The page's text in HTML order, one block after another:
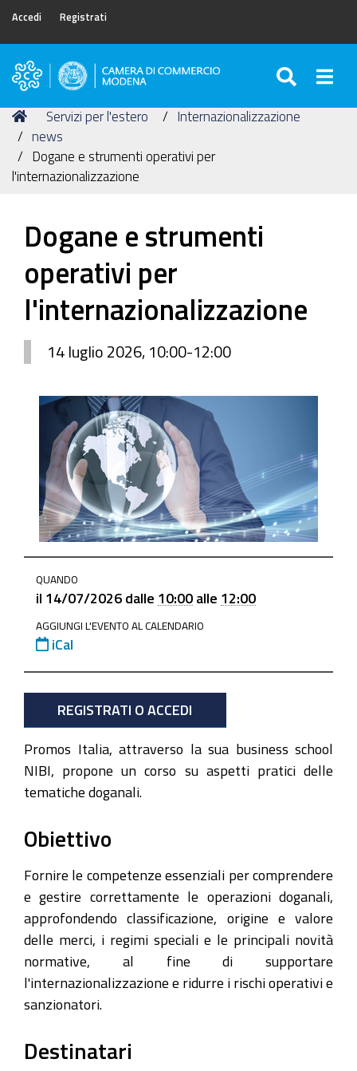
Accedi Registrati
Camera
Commercio
di
Modena
Tu
sei
qui:
Home
Servizi per l'estero
Internazionalizzazione
news
Dogane e strumenti operativi per
l'internazionalizzazione
Dogane e strumenti
operativi per
l'internazionalizzazione
14 luglio 2026, 10:00-12:00
estero/internazionalizzazione/news/dogane-
strumenti-
operativi-
per-
linternazionalizzazione
e
strumenti
operativi
l'internazionalizzazione
07-
14T10:00:00+02:00
2026-
07-
14T12:00:00+02:00
2026,
10:00-
QUANDO
il 14/07/2026 dalle 10:00 alle 12:00
AGGIUNGI L'EVENTO AL CALENDARIO
iCal
REGISTRATI O ACCEDI
Promos Italia, attraverso la sua business school
NIBI, propone un corso su aspetti pratici delle
tematiche doganali.
Obiettivo
Fornire le competenze essenziali per comprendere
e gestire correttamente le operazioni doganali,
approfondendo classificazione, origine e valore
delle merci, i regimi speciali e le principali novità
normative, al fine di supportare
l'internazionalizzazione e ridurre i rischi operativi e
sanzionatori.
Destinatari